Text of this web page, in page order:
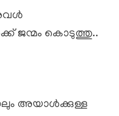
ജന്മം കൊടുത്തു..
അയാൾക്കുള്ള